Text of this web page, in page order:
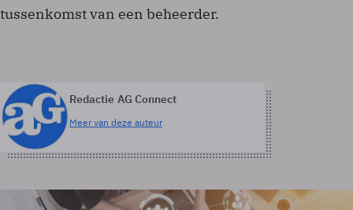
tussenkomst van een beheerder.
Redactie AG Connect
Meer van deze auteur